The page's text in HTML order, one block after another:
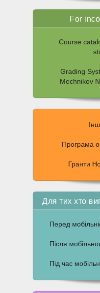
For
Course
Grading
Mechnikov
Програма
Гранти
Для тих хто
Перед
Після
Під час